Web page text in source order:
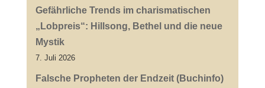
Gefährliche Trends im charismatischen
„Lobpreis“: Hillsong, Bethel und die neue
Mystik
7. Juli 2026
Falsche Propheten der Endzeit (Buchinfo)